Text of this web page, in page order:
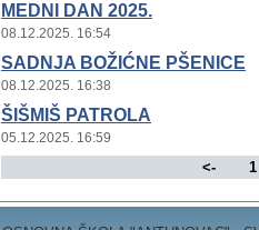
MEDNI DAN 2025.
08.12.2025. 16:54
SADNJA BOŽIĆNE PŠENICE
08.12.2025. 16:38
ŠIŠMIŠ PATROLA
05.12.2025. 16:59
<- 1